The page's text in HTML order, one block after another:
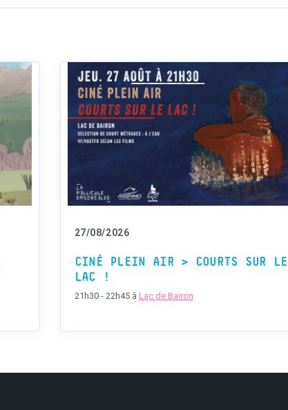
27/08/2026
CINÉ PLEIN AIR > COURTS SUR LE
LAC !
21h30 - 22h45 à Lac de Bairon